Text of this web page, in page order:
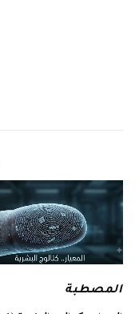
المصطبة